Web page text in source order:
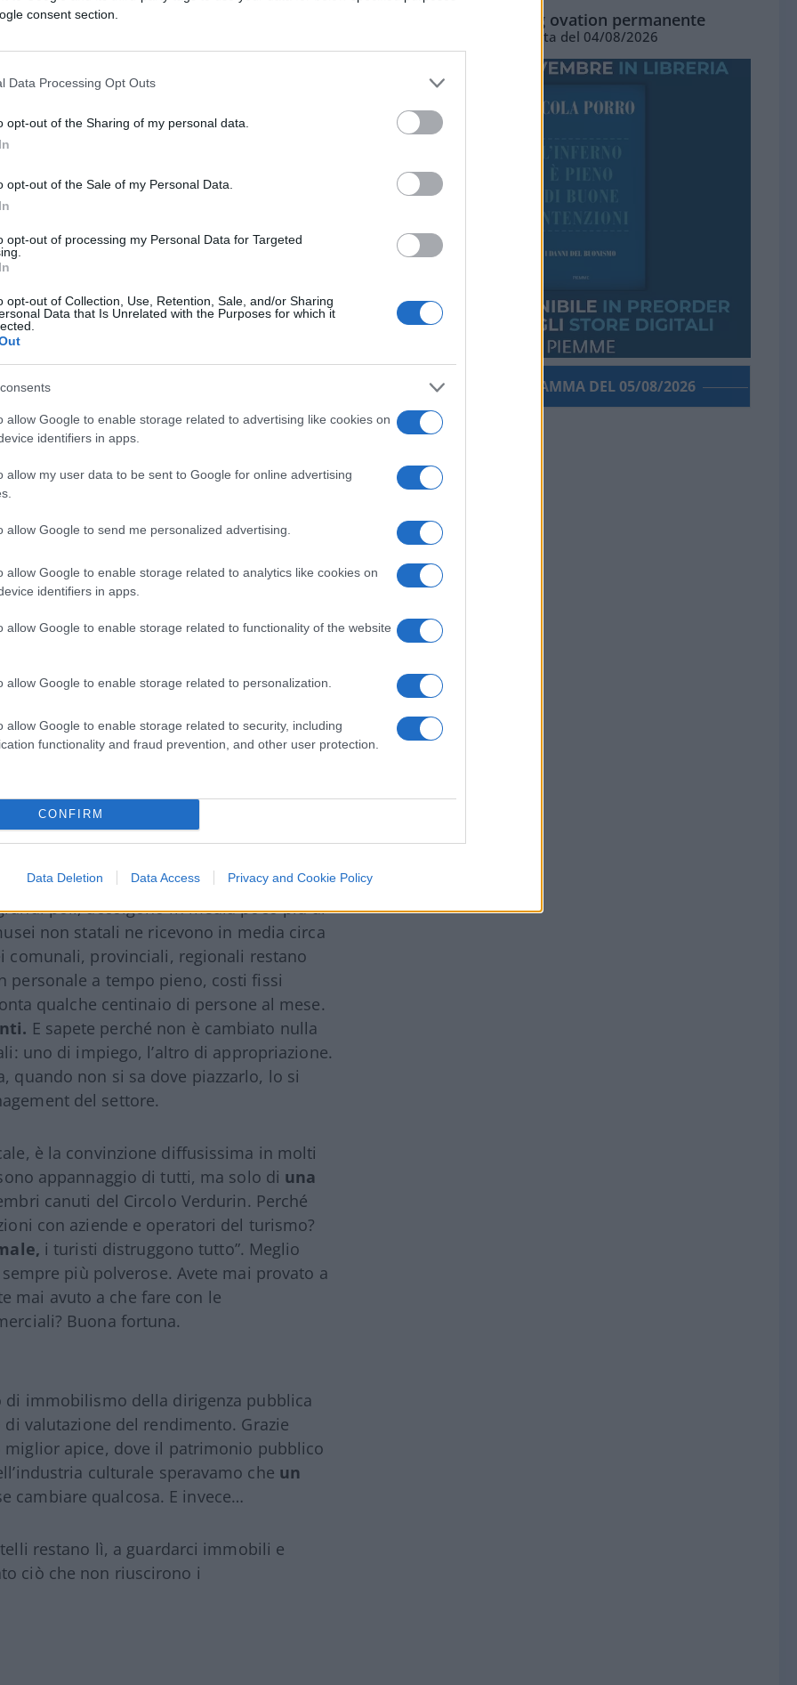
consent section.
Data Processing Opt Outs
opt-out of the Sharing of my personal data.
opt-out of the Sale of my Personal Data.
opt-out of processing my Personal Data for Targeted
opt-out of Collection, Use, Retention, Sale, and/or Sharing
Data that Is Unrelated with the Purposes for which it
allow Google to enable storage related to advertising like cookies on
identifiers in apps.
allow my user data to be sent to Google for online advertising
allow Google to send me personalized advertising.
allow Google to enable storage related to analytics like cookies on
identifiers in apps.
allow Google to enable storage related to functionality of the website
allow Google to enable storage related to personalization.
allow Google to enable storage related to security, including
functionality and fraud prevention, and other user protection.
CONFIRM
Data Deletion Data Access Privacy and Cookie Policy
Arriviamo così a sette. Un ricco
quanti giardinieri?), ma ovviamente si
delineato da decine di catenelle. Non sia
così alla porta d’uscita e tanti saluti.
a chiedermi
così sottoutilizzato e per il 70% non
i costosissimi siti web del Ministero della
personalità giuridica propria,
traccia di un bilancio pubblico.
è resa palese. Strano. Non serve
del genere vive in un baratro di
la classica rimostranza:“Ma è un
ciò che è pubblico deve essere gestito
possa rinverdire l’interesse sullo spazio
male
un modello in cui i partiti non
attraverso il controllo capillare degli
Il posto nell’ente comunale, nel museo
tecnica: era moneta di scambio
strutturalmente, dove il numero dei
non di efficienza.
di gestione del patrimonio pubblico
di euro per il solo Ministero della
con un incasso annuale derivante
è meno di 1 a 9. Per ogni euro che i
per gestirli.
poli, accolgono in media poco più di
non statali ne ricevono in media circa
comunali, provinciali, regionali restano
personale a tempo pieno, costi fissi
qualche centinaio di persone al mese.
E sapete perché non è cambiato nulla
uno di impiego, l’altro di appropriazione.
quando non si sa dove piazzarlo, lo si
del settore.
è la convinzione diffusissima in molti
appannaggio di tutti, ma solo di una
canuti del Circolo Verdurin. Perché
con aziende e operatori del turismo?
i turisti distruggono tutto”. Meglio
più polverose. Avete mai provato a
mai avuto a che fare con le
Buona fortuna.
di immobilismo della dirigenza pubblica
valutazione del rendimento. Grazie
miglior apice, dove il patrimonio pubblico
culturale speravamo che un
cambiare qualcosa. E invece…
restano lì, a guardarci immobili e
ciò che non riuscirono i
La standing ovation permanente
Vignetta del 04/08/2026
PORROGRAMMA DEL 05/08/2026